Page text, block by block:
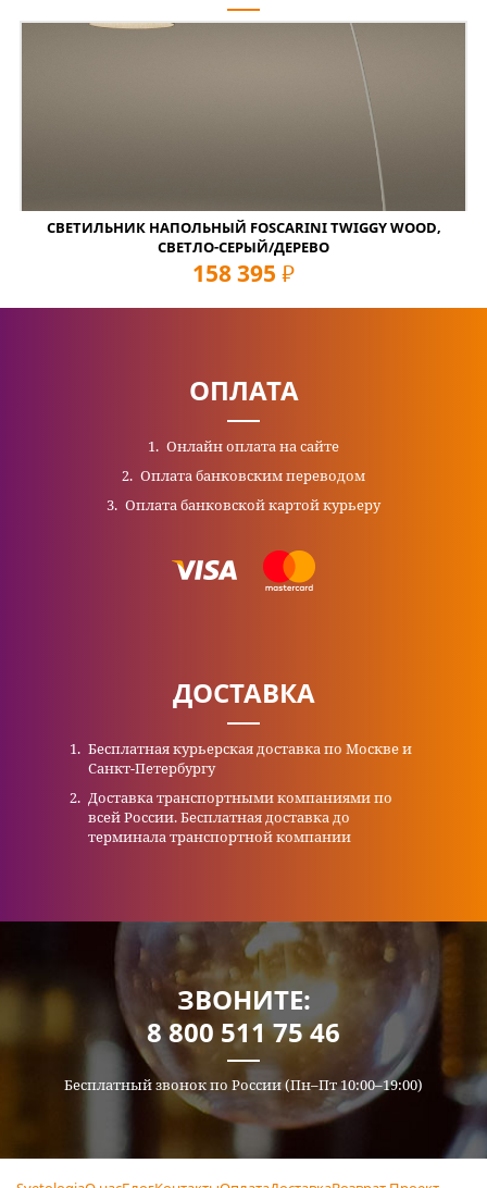
СВЕТИЛЬНИК НАПОЛЬНЫЙ FOSCARINI TWIGGY WOOD,
СВЕТЛО-СЕРЫЙ/ДЕРЕВО
158 395 руб
ОПЛАТА
Онлайн оплата на сайте
Оплата банковским переводом
Оплата банковской картой курьеру
ДОСТАВКА
Бесплатная курьерская доставка по Москве и
Санкт-Петербургу
Доставка транспортными компаниями по
всей России. Бесплатная доставка до
терминала транспортной компании
ЗВОНИТЕ:
8 800 511 75 46
Бесплатный звонок по России (Пн–Пт 10:00–19:00)